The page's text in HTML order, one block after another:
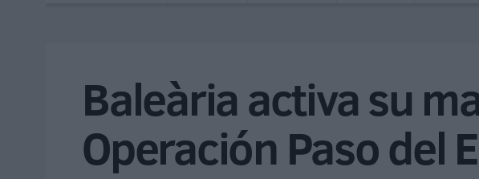
Baleària activa su
Operación Paso del